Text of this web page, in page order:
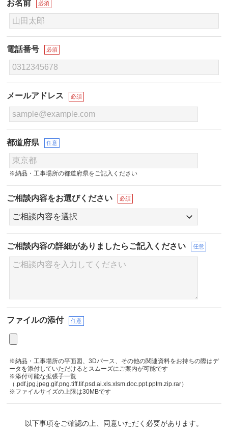
お名前 必須
電話番号 必須
メールアドレス 必須
都道府県 任意
※納品・工事場所の都道府県をご記入ください
ご相談内容をお選びください 必須
ご相談内容の詳細がありましたらご記入ください 任意
ファイルの添付 任意
※納品・工事場所の平面図、3Dパース、その他の関連資料をお持ちの際はデ
ータを添付していただけるとスムーズにご案内が可能です
※添付可能な拡張子一覧
（.pdf.jpg.jpeg.gif.png.tiff.tif.psd.ai.xls.xlsm.doc.ppt.pptm.zip.rar）
※ファイルサイズの上限は30MBです
以下事項をご確認の上、同意いただく必要があります。